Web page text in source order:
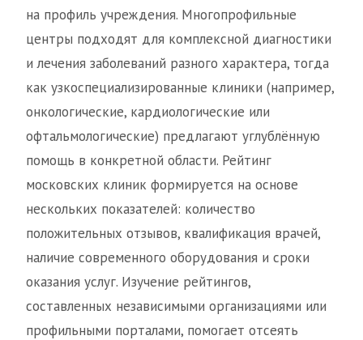
на профиль учреждения. Многопрофильные
центры подходят для комплексной диагностики
и лечения заболеваний разного характера, тогда
как узкоспециализированные клиники (например,
онкологические, кардиологические или
офтальмологические) предлагают углублённую
помощь в конкретной области. Рейтинг
московских клиник формируется на основе
нескольких показателей: количество
положительных отзывов, квалификация врачей,
наличие современного оборудования и сроки
оказания услуг. Изучение рейтингов,
составленных независимыми организациями или
профильными порталами, помогает отсеять